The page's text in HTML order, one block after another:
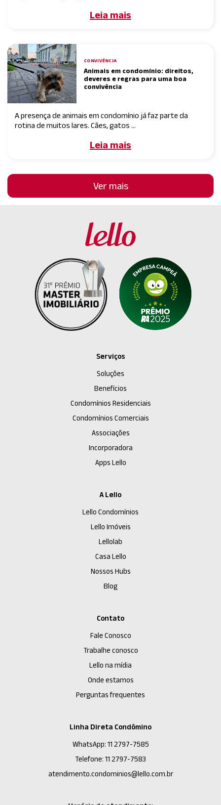
Leia mais
CONVIVÊNCIA
Animais em condomínio: direitos,
deveres e regras para uma boa
convivência
A presença de animais em condomínio já faz parte da
rotina de muitos lares. Cães, gatos ...
Leia mais
Ver mais
Serviços
Soluções
Benefícios
Condomínios Residenciais
Condomínios Comerciais
Associações
Incorporadora
Apps Lello
A Lello
Lello Condomínios
Lello Imóveis
Lellolab
Casa Lello
Nossos Hubs
Blog
Contato
Fale Conosco
Trabalhe conosco
Lello na mídia
Onde estamos
Perguntas frequentes
Linha Direta Condômino
WhatsApp: 11 2797-7585
Telefone: 11 2797-7583
atendimento.condominios@lello.com.br